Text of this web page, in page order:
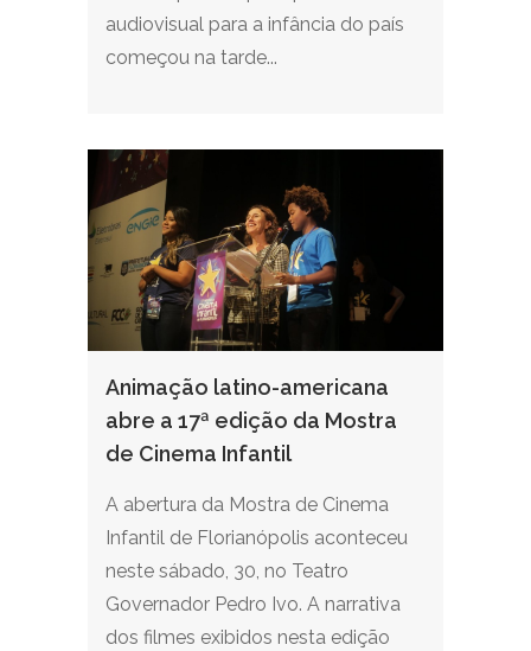
audiovisual para a infância do país
começou na tarde...
Animação latino-americana
abre a 17ª edição da Mostra
de Cinema Infantil
A abertura da Mostra de Cinema
Infantil de Florianópolis aconteceu
neste sábado, 30, no Teatro
Governador Pedro Ivo. A narrativa
dos filmes exibidos nesta edição